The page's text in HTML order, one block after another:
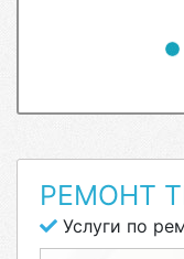
РЕМОНТ
Услуги по